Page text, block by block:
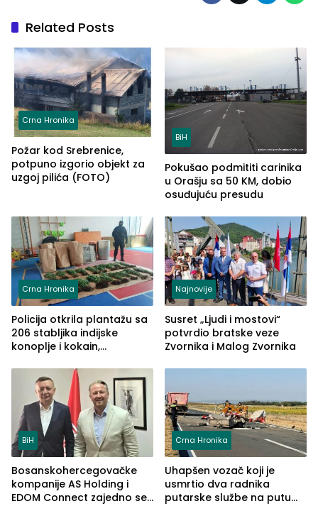
Related Posts
Crna Hronika
Požar kod Srebrenice,
potpuno izgorio objekt za
uzgoj pilića (FOTO)
BiH
Pokušao podmititi carinika
u Orašju sa 50 KM, dobio
osuđujuću presudu
Crna Hronika
Policija otkrila plantažu sa
206 stabljika indijske
konoplje i kokain,
(FOTO)
Najnovije
Susret „Ljudi i mostovi“
potvrdio bratske veze
Zvornika i Malog Zvornika
BiH
Bosanskohercegovačke
kompanije AS Holding i
EDOM Connect zajedno se
Crna Hronika
Uhapšen vozač koji je
usmrtio dva radnika
putarske službe na putu